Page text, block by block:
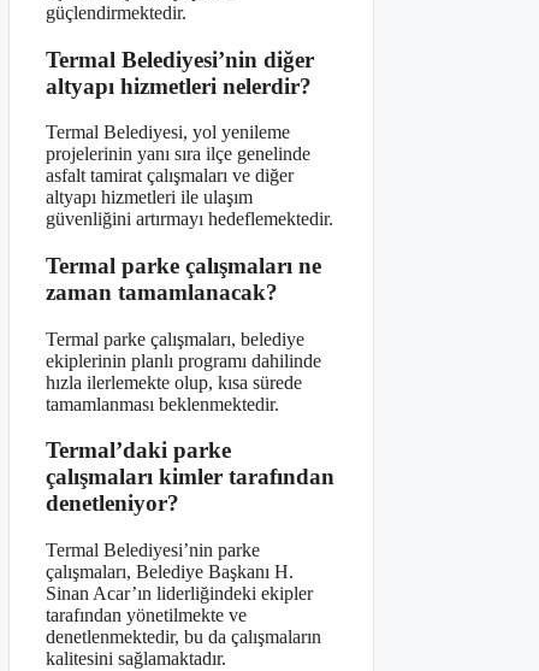
güçlendirmektedir.
Termal Belediyesi’nin diğer
altyapı hizmetleri nelerdir?
Termal Belediyesi, yol yenileme
projelerinin yanı sıra ilçe genelinde
asfalt tamirat çalışmaları ve diğer
altyapı hizmetleri ile ulaşım
güvenliğini artırmayı hedeflemektedir.
Termal parke çalışmaları ne
zaman tamamlanacak?
Termal parke çalışmaları, belediye
ekiplerinin planlı programı dahilinde
hızla ilerlemekte olup, kısa sürede
tamamlanması beklenmektedir.
Termal’daki parke
çalışmaları kimler tarafından
denetleniyor?
Termal Belediyesi’nin parke
çalışmaları, Belediye Başkanı H.
Sinan Acar’ın liderliğindeki ekipler
tarafından yönetilmekte ve
denetlenmektedir, bu da çalışmaların
kalitesini sağlamaktadır.